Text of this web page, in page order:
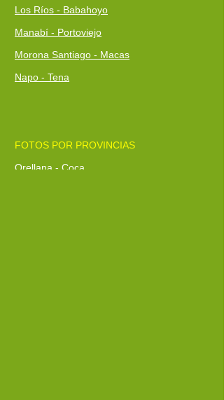
Los Ríos - Babahoyo
Manabí - Portoviejo
Morona Santiago - Macas
Napo - Tena
FOTOS POR PROVINCIAS
Orellana - Coca